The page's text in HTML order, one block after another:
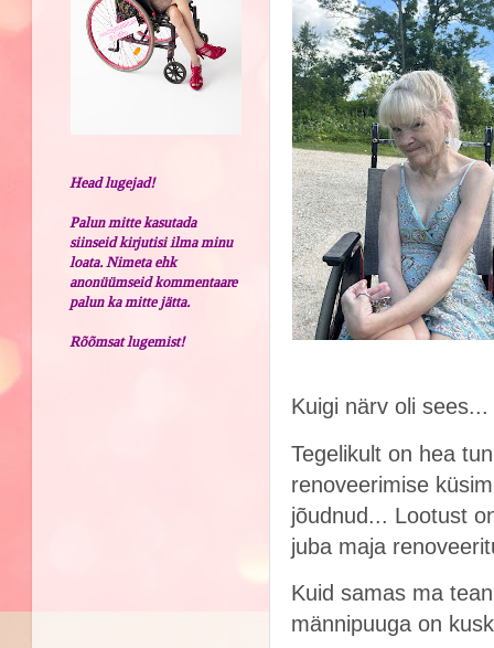
Kuigi närv oli sees...
Tegelikult on hea
renoveerimise
jõudnud... Lootust
juba maja
Kuid samas ma
männipuuga on
Head lugejad!
Palun mitte kasutada
siinseid kirjutisi ilma minu
loata. Nimeta ehk
anonüümseid kommentaare
palun ka mitte jätta.
Rõõmsat lugemist!